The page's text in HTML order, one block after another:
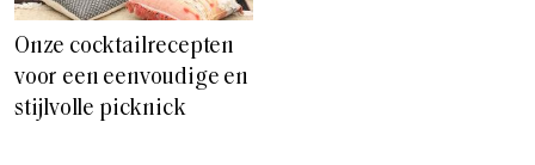
Onze cocktailrecepten
voor een eenvoudige en
stijlvolle picknick